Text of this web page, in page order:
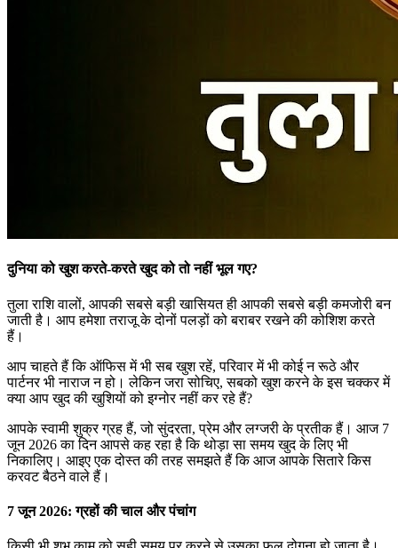
दुनिया को खुश करते-करते खुद को तो नहीं भूल गए?
तुला राशि वालों, आपकी सबसे बड़ी खासियत ही आपकी सबसे बड़ी कमजोरी बन
जाती है। आप हमेशा तराजू के दोनों पलड़ों को बराबर रखने की कोशिश करते
हैं।
आप चाहते हैं कि ऑफिस में भी सब खुश रहें, परिवार में भी कोई न रूठे और
पार्टनर भी नाराज न हो। लेकिन जरा सोचिए, सबको खुश करने के इस चक्कर में
क्या आप खुद की खुशियों को इग्नोर नहीं कर रहे हैं?
आपके स्वामी शुक्र ग्रह हैं, जो सुंदरता, प्रेम और लग्जरी के प्रतीक हैं। आज 7
जून 2026 का दिन आपसे कह रहा है कि थोड़ा सा समय खुद के लिए भी
निकालिए। आइए एक दोस्त की तरह समझते हैं कि आज आपके सितारे किस
करवट बैठने वाले हैं।
7 जून 2026: ग्रहों की चाल और पंचांग